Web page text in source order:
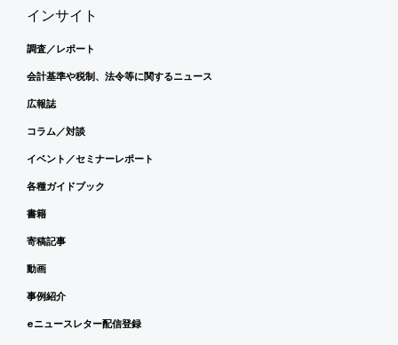
インサイト
調査／レポート
会計基準や税制、法令等に関するニュース
広報誌
コラム／対談
イベント／セミナーレポート
各種ガイドブック
書籍
寄稿記事
動画
事例紹介
eニュースレター配信登録